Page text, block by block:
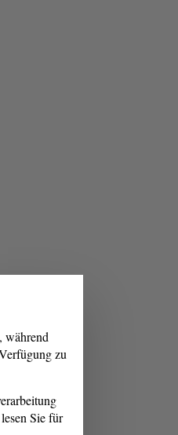
während
zu
Sie für